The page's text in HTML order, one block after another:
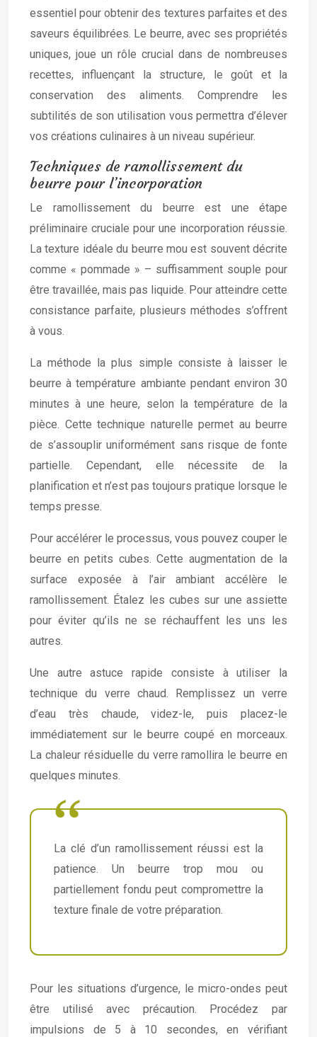
essentiel pour obtenir des textures parfaites et des
saveurs équilibrées. Le beurre, avec ses propriétés
uniques, joue un rôle crucial dans de nombreuses
recettes, influençant la structure, le goût et la
conservation des aliments. Comprendre les
subtilités de son utilisation vous permettra d’élever
vos créations culinaires à un niveau supérieur.
Techniques de ramollissement du
beurre pour l’incorporation
Le ramollissement du beurre est une étape
préliminaire cruciale pour une incorporation réussie.
La texture idéale du beurre mou est souvent décrite
comme « pommade » – suffisamment souple pour
être travaillée, mais pas liquide. Pour atteindre cette
consistance parfaite, plusieurs méthodes s’offrent
à vous.
La méthode la plus simple consiste à laisser le
beurre à température ambiante pendant environ 30
minutes à une heure, selon la température de la
pièce. Cette technique naturelle permet au beurre
de s’assouplir uniformément sans risque de fonte
partielle. Cependant, elle nécessite de la
planification et n’est pas toujours pratique lorsque le
temps presse.
Pour accélérer le processus, vous pouvez couper le
beurre en petits cubes. Cette augmentation de la
surface exposée à l’air ambiant accélère le
ramollissement. Étalez les cubes sur une assiette
pour éviter qu’ils ne se réchauffent les uns les
autres.
Une autre astuce rapide consiste à utiliser la
technique du verre chaud. Remplissez un verre
d’eau très chaude, videz-le, puis placez-le
immédiatement sur le beurre coupé en morceaux.
La chaleur résiduelle du verre ramollira le beurre en
quelques minutes.
La clé d’un ramollissement réussi est la
patience. Un beurre trop mou ou
partiellement fondu peut compromettre la
texture finale de votre préparation.
Pour les situations d’urgence, le micro-ondes peut
être utilisé avec précaution. Procédez par
impulsions de 5 à 10 secondes, en vérifiant